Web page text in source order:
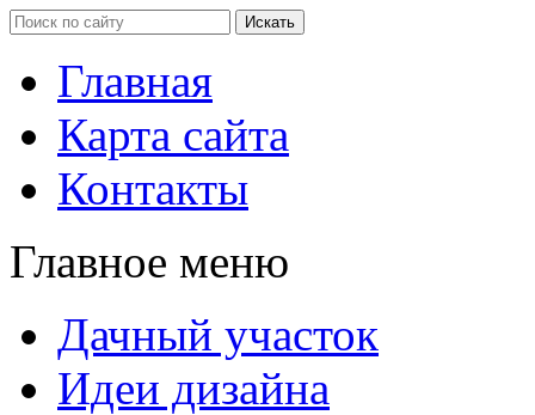
Главная
Карта сайта
Контакты
Главное меню
Дачный участок
Идеи дизайна